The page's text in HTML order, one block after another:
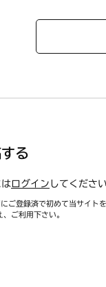
る
は ログイン してください
ご登録済で初めて当サイト
ご利用下さい。